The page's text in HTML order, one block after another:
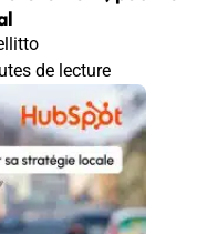
de lecture